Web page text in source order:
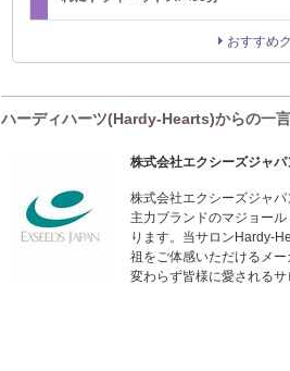
おすすめ
ハーディハーツ(Hardy-Hearts)からの一言
株式会社エクシーズジャパ
株式会社エクシーズジャ
主力ブランドのマジョー
ります。当サロンHardy-
祖をご体感いただけるメ
変わらず皆様に愛されるサ